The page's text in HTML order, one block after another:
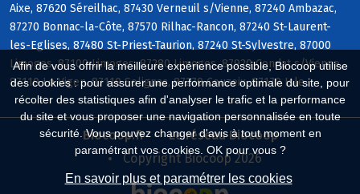
Afin de vous offrir la meilleure expérience possible, Biocoop utilise
des cookies : pour assurer une performance optimale du site, pour
récolter des statistiques afin d'analyser le trafic et la performance
du site et vous proposer une navigation personnalisée en toute
sécurité. Vous pouvez changer d'avis à tout moment en
paramétrant vos cookies. OK pour vous ?
En savoir plus et paramétrer les cookies
Aixe, 87620 Séreilhac, 87430 Verneuil s/Vienne, 87240 Ambazac,
87270 Bonnac-la-Côte, 87570 Rilhac-Rancon, 87240 St-Laurent-
les-Eglises, 87480 St-Priest-Taurion, 87240 St-Sylvestre, 87000
Limoges, 87100 Limoges, 87280 Limoges, 87920 Condat s/Vienne,
87110 Le Vigen, 87110 Solignac, 87270 Couzeix, 87170 Isle
Biocoop.fr
Le réseau Biocoop
Copyright Biocoop 2026